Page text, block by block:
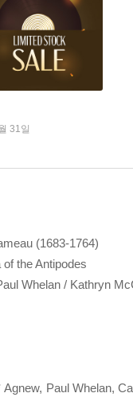
31일
(1683-1764)
the Antipodes
Whelan / Kathryn
Paul Whelan,